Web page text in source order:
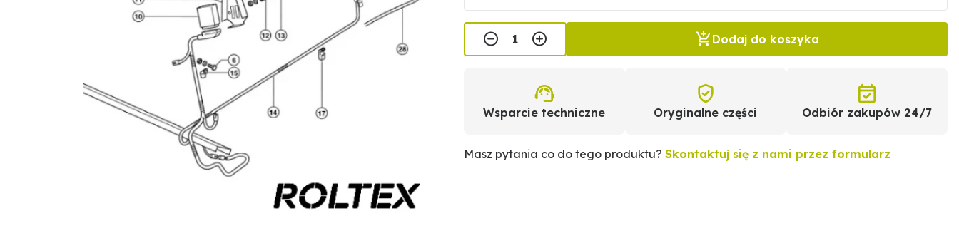
Dodaj do koszyka
Wsparcie techniczne Oryginalne części Odbiór zakupów 24/7
Masz pytania co do tego produktu? Skontaktuj się z nami przez formularz